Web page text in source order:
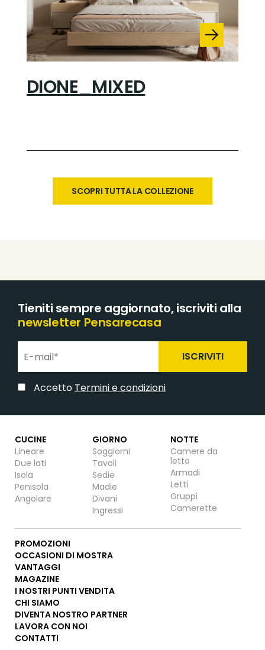
DIONE_MIXED
SCOPRI TUTTA LA COLLEZIONE
Tieniti sempre aggiornato, iscriviti alla
newsletter Pensarecasa
ISCRIVITI
Accetto Termini e condizioni
CUCINE
Lineare
Due lati
Isola
Penisola
Angolare
GIORNO
Soggiorni
Tavoli
Sedie
Madie
Divani
Ingressi
NOTTE
Camere da
letto
Armadi
Letti
Gruppi
Camerette
PROMOZIONI
OCCASIONI DI MOSTRA
VANTAGGI
MAGAZINE
I NOSTRI PUNTI VENDITA
CHI SIAMO
DIVENTA NOSTRO PARTNER
LAVORA CON NOI
CONTATTI